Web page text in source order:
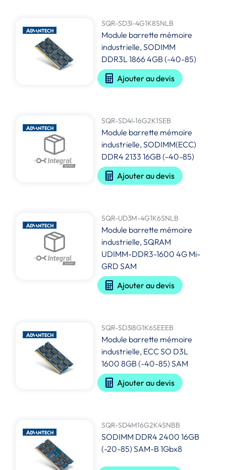
SQR-SD3I-4G1K8SNLB
Module barrette mémoire
industrielle, SODIMM
DDR3L 1866 4GB (-40-85)
Ajouter au devis
SQR-SD4I-16G2K1SEB
Module barrette mémoire
industrielle, SODIMM(ECC)
DDR4 2133 16GB (-40-85)
Ajouter au devis
SQR-UD3M-4G1K6SNLB
Module barrette mémoire
industrielle, SQRAM
UDIMM-DDR3-1600 4G Mi-
GRD SAM
Ajouter au devis
SQR-SD3I8G1K6SEEEB
Module barrette mémoire
industrielle, ECC SO D3L
1600 8GB (-40-85) SAM
Ajouter au devis
SQR-SD4M16G2K4SNBB
SODIMM DDR4 2400 16GB
(-20-85) SAM-B 1Gbx8